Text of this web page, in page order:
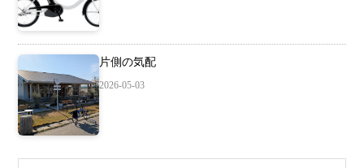
片側の気配
2026-05-03